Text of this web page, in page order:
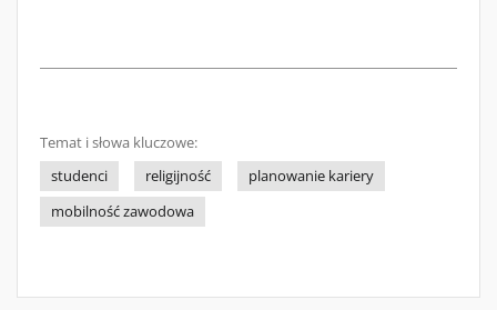
Temat i słowa kluczowe:
studenci
religijność
planowanie kariery
mobilność zawodowa